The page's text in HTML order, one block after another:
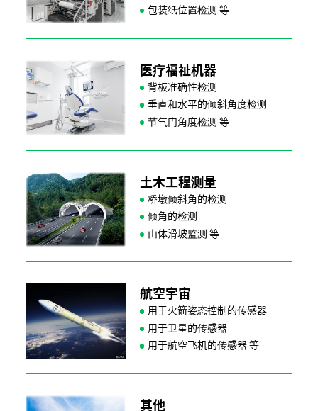
包装纸位置检测
医疗福祉机器
背板准确性检测
垂直和水平的倾斜角度检测
节气门角度检测
土木工程测量
桥墩倾斜角的检测
倾角的检测
山体滑坡监测
航空宇宙
用于火箭姿态控制的传感器
用于卫星的传感器
用于航空飞机的传感器
其他